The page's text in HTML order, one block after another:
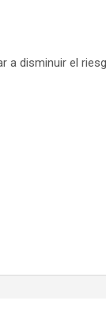
a disminuir el